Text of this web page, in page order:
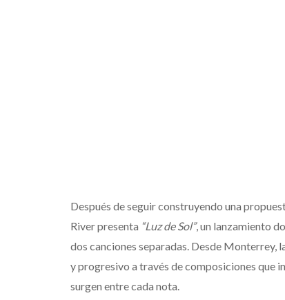
Después de seguir construyendo una
River presenta “Luz de Sol”, un lanzamiento
dos canciones separadas. Desde
y progresivo a través de composiciones que
surgen entre cada nota.